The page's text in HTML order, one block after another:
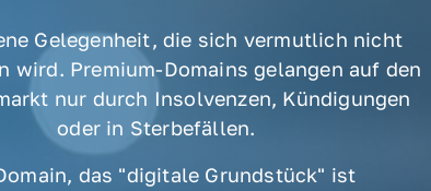
Gelegenheit, die sich vermutlich nicht
wird. Premium-Domains gelangen auf den
nur durch Insolvenzen, Kündigungen
oder in Sterbefällen.
das "digitale Grundstück" ist